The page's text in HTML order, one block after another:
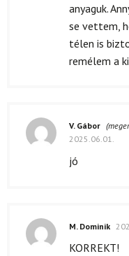
anyaguk.
se vettem,
télen is
remélem a
V. Gábor
2025.06.01.
jó
M. Dominik
KORREKT!